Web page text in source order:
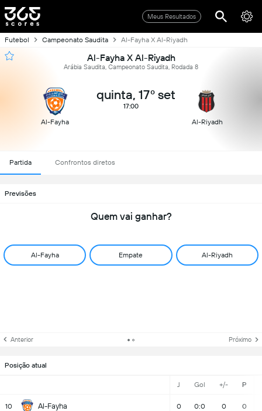
Meus Resultados
Futebol Campeonato Saudita Al-Fayha X Al-Riyadh
Al-Fayha X Al-Riyadh
Arábia Saudita, Campeonato Saudita, Rodada 8
Al-Fayha
quinta, 17º set
17:00
Al-Riyadh
Partida Confrontos diretos
Previsões
Quem vai ganhar?
Al-Fayha Empate Al-Riyadh
Anterior Próximo
Posição atual
J Gol +/- P
10 Al-Fayha 0 0:0 0 0